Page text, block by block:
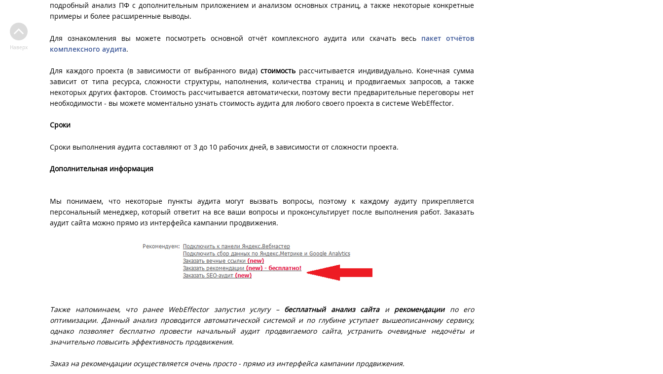
подробный анализ ПФ с дополнительным приложением и анализом основных страниц, а также некоторые конкретные
примеры и более расширенные выводы.
Для ознакомления вы можете посмотреть основной отчёт комплексного аудита или скачать весь пакет отчётов
комплексного аудита.
Для каждого проекта (в зависимости от выбранного вида)стоимость рассчитывается индивидуально. Конечная сумма
зависит от типа ресурса, сложности структуры, наполнения, количества страниц и продвигаемых запросов, а также
некоторых других факторов. Стоимость рассчитывается автоматически, поэтому вести предварительные переговоры нет
необходимости - вы можете моментально узнать стоимость аудита для любого своего проекта в системе WebEffector.
Сроки
Сроки выполнения аудита составляют от 3 до 10 рабочих дней, в зависимости от сложности проекта.
Дополнительная информация
Мы понимаем, что некоторые пункты аудита могут вызвать вопросы, поэтому к каждому аудиту прикрепляется
персональный менеджер, который ответит на все ваши вопросы и проконсультирует после выполнения работ. Заказать
аудит сайта можно прямо из интерфейса кампании продвижения.
Также напоминаем, что ранее WebEffectorзапустил услугу – бесплатный анализ сайтаи рекомендациипо его
оптимизации. Данный анализ проводится автоматической системой и по глубине уступает вышеописанному сервису,
однако позволяет бесплатно провести начальный аудит продвигаемого сайта, устранить очевидные недочёты и
значительно повысить эффективность продвижения.
Заказ на рекомендации осуществляется очень просто - прямо из интерфейса кампании продвижения.
Наверх